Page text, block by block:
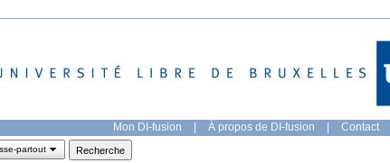
Mon DI-fusion | À propos de DI-fusion | Contact
partout